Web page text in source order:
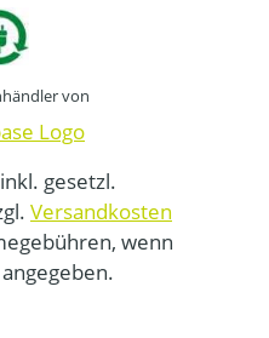
von
gesetzl.
Versandkosten
wenn